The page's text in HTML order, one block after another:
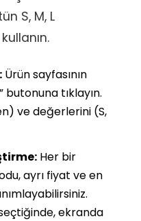
S, M, L
Ürün sayfasının
butonuna tıklayın.
ve değerlerini (S,
Her bir
ayrı fiyat ve en
seçtiğinde, ekranda